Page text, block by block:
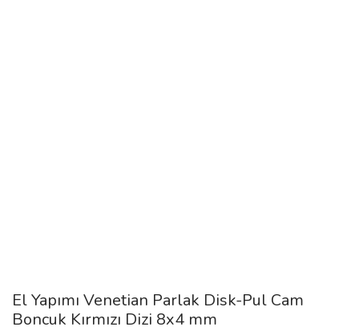
El Yapımı Venetian Parlak Disk-Pul Cam
Boncuk Kırmızı Dizi 8x4 mm